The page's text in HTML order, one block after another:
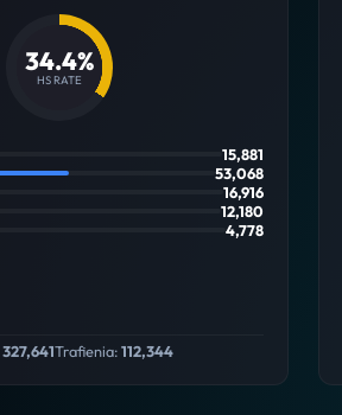
34.4%
HS RATE
15,881
53,068
16,916
12,180
4,778
327,641Trafienia:112,344